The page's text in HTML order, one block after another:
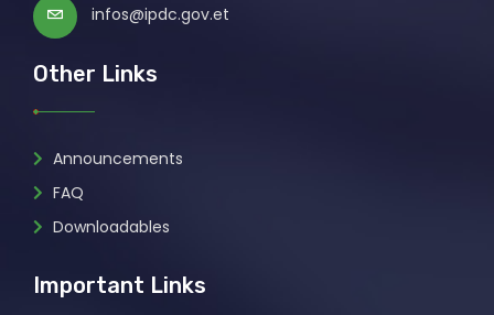
infos@ipdc.gov.et
Other Links
Announcements
FAQ
Downloadables
Important Links